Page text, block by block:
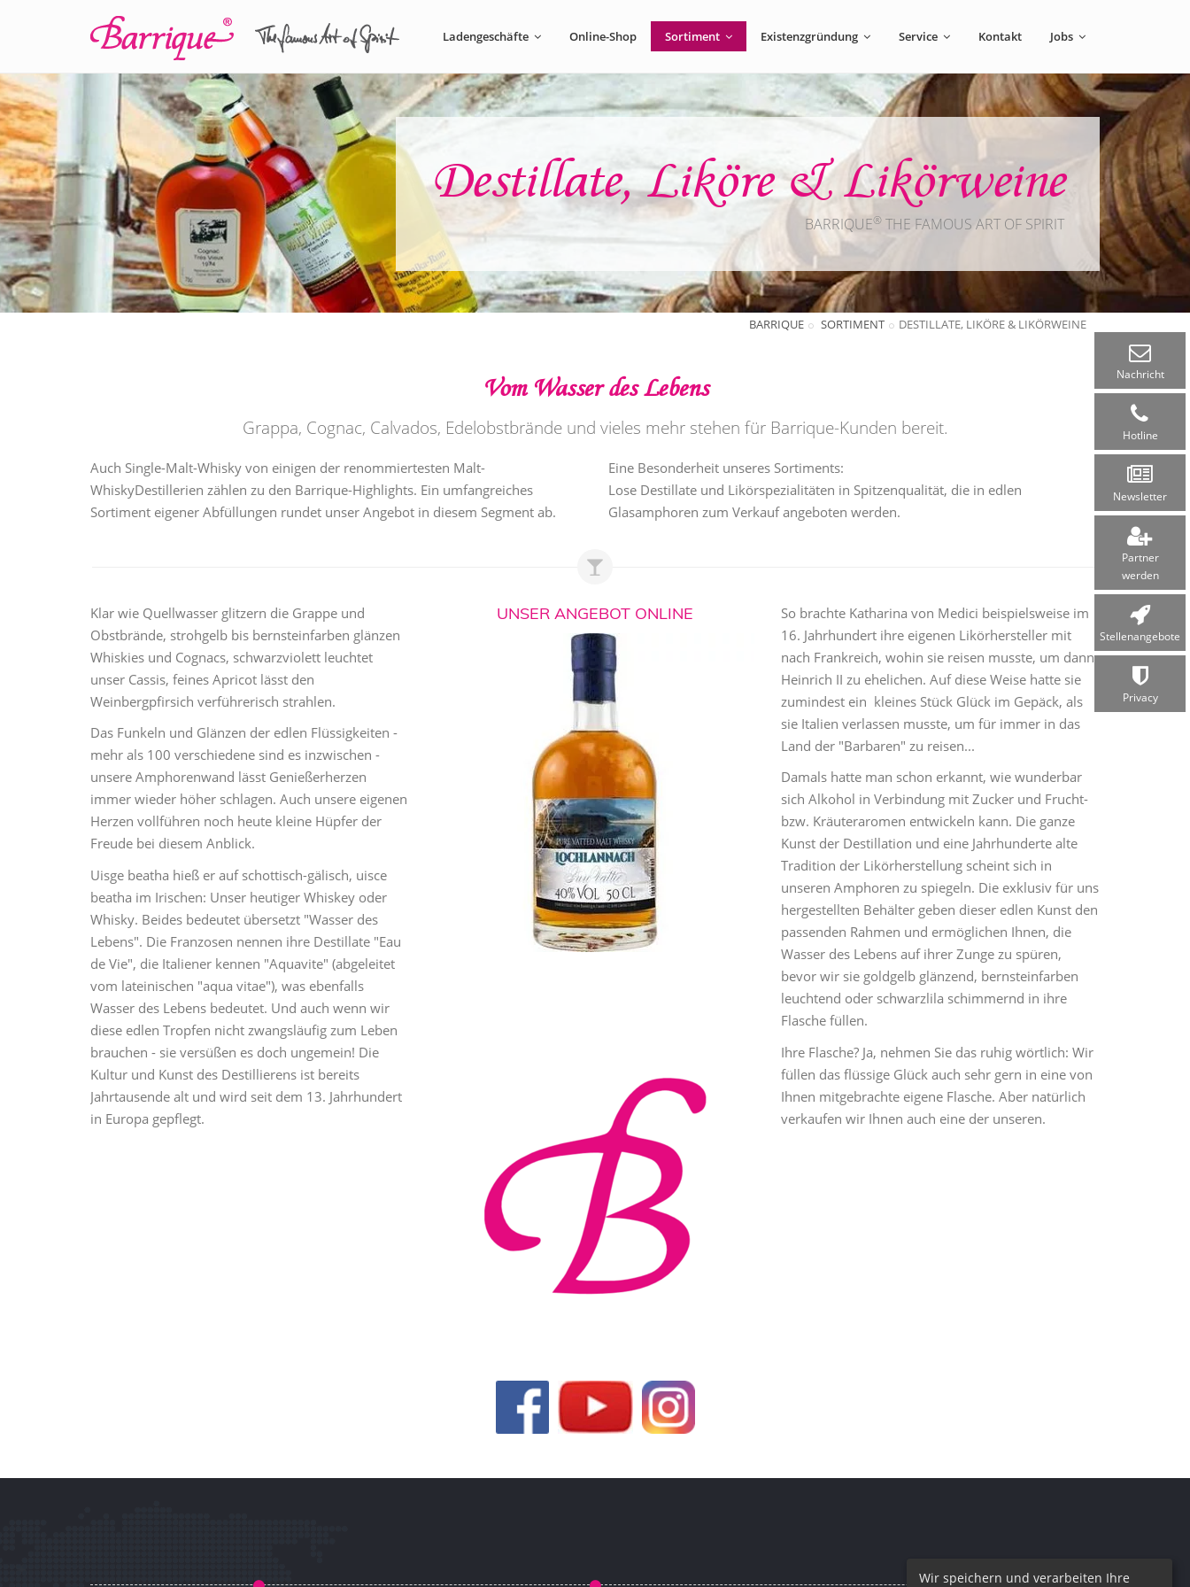
Ladengeschäfte Online-Shop Sortiment Existenzgründung Service Kontakt Jobs
Destillate, Liköre & Likörweine
BARRIQUE® THE FAMOUS ART OF SPIRIT
BARRIQUE SORTIMENT DESTILLATE, LIKÖRE & LIKÖRWEINE
Vom Wasser des Lebens
Grappa, Cognac, Calvados, Edelobstbrände und vieles mehr stehen für Barrique-Kunden bereit.
Auch Single-Malt-Whisky von einigen der renommiertesten Malt-
WhiskyDestillerien zählen zu den Barrique-Highlights. Ein umfangreiches
Sortiment eigener Abfüllungen rundet unser Angebot in diesem Segment ab.
Eine Besonderheit unseres Sortiments:
Lose Destillate und Likörspezialitäten in Spitzenqualität, die in edlen
Glasamphoren zum Verkauf angeboten werden.
Klar wie Quellwasser glitzern die Grappe und
Obstbrände, strohgelb bis bernsteinfarben glänzen
Whiskies und Cognacs, schwarzviolett leuchtet
unser Cassis, feines Apricot lässt den
Weinbergpfirsich verführerisch strahlen.
Das Funkeln und Glänzen der edlen Flüssigkeiten -
mehr als 100 verschiedene sind es inzwischen -
unsere Amphorenwand lässt Genießerherzen
immer wieder höher schlagen. Auch unsere eigenen
Herzen vollführen noch heute kleine Hüpfer der
Freude bei diesem Anblick.
Uisge beatha hieß er auf schottisch-gälisch, uisce
beatha im Irischen: Unser heutiger Whiskey oder
Whisky. Beides bedeutet übersetzt "Wasser des
Lebens". Die Franzosen nennen ihre Destillate "Eau
de Vie", die Italiener kennen "Aquavite" (abgeleitet
vom lateinischen "aqua vitae"), was ebenfalls
Wasser des Lebens bedeutet. Und auch wenn wir
diese edlen Tropfen nicht zwangsläufig zum Leben
brauchen - sie versüßen es doch ungemein! Die
Kultur und Kunst des Destillierens ist bereits
Jahrtausende alt und wird seit dem 13. Jahrhundert
in Europa gepflegt.
UNSER ANGEBOT ONLINE
So brachte Katharina von Medici beispielsweise im
16. Jahrhundert ihre eigenen Likörhersteller mit
nach Frankreich, wohin sie reisen musste, um dann
Heinrich II zu ehelichen. Auf diese Weise hatte sie
zumindest ein kleines Stück Glück im Gepäck, als
sie Italien verlassen musste, um für immer in das
Land der "Barbaren" zu reisen...
Damals hatte man schon erkannt, wie wunderbar
sich Alkohol in Verbindung mit Zucker und Frucht-
bzw. Kräuteraromen entwickeln kann. Die ganze
Kunst der Destillation und eine Jahrhunderte alte
Tradition der Likörherstellung scheint sich in
unseren Amphoren zu spiegeln. Die exklusiv für uns
hergestellten Behälter geben dieser edlen Kunst den
passenden Rahmen und ermöglichen Ihnen, die
Wasser des Lebens auf ihrer Zunge zu spüren,
bevor wir sie goldgelb glänzend, bernsteinfarben
leuchtend oder schwarzlila schimmernd in ihre
Flasche füllen.
Ihre Flasche? Ja, nehmen Sie das ruhig wörtlich: Wir
füllen das flüssige Glück auch sehr gern in eine von
Ihnen mitgebrachte eigene Flasche. Aber natürlich
verkaufen wir Ihnen auch eine der unseren.
Nachricht
Hotline
Newsletter
Partner
werden
Stellen­angebote
Privacy
Wir speichern und verarbeiten Ihre